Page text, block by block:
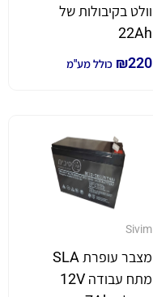
וולט בקיבולות של
22Ah
₪220 כולל מע"מ
Sivim
מצבר עופרת SLA
מתח עבודה 12V